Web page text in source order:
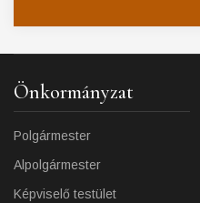
Önkormányzat
Polgármester
Alpolgármester
Képviselő testület